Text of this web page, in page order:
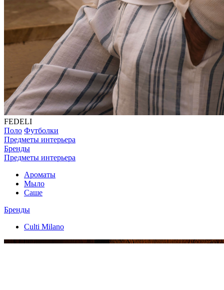
FEDELI
Поло Футболки
Предметы интерьера
Бренды
Предметы интерьера
Ароматы
Мыло
Саше
Бренды
Culti Milano